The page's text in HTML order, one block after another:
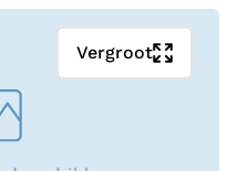
Vergroot